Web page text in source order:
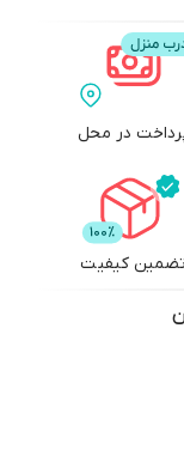
در محل
تضمین کیفیت